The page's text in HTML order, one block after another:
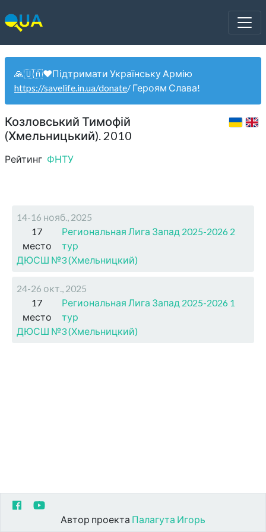
🙏🇺🇦❤️Підтримати Українську Армію
https://savelife.in.ua/donate/ Героям Слава!
Козловський Тимофій
(Хмельницький). 2010
Рейтинг ФНТУ
14-16 нояб., 2025
17
место
Региональная Лига Запад 2025-2026 2
тур
ДЮСШ №3 (Хмельницкий)
24-26 окт., 2025
17
место
Региональная Лига Запад 2025-2026 1
тур
ДЮСШ №3 (Хмельницкий)
Автор проекта Палагута Игорь